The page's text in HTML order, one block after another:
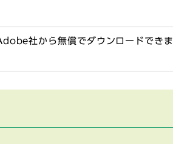
社から無償でダウンロードできま